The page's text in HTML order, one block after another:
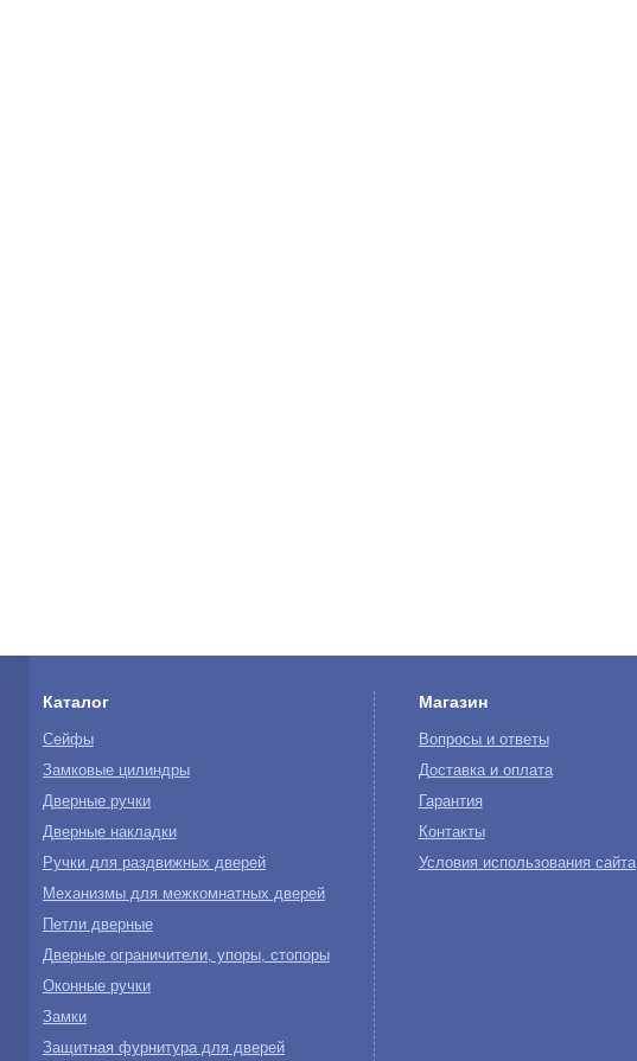
Каталог
Сейфы
Замковые цилиндры
Дверные ручки
Дверные накладки
Ручки для раздвижных дверей
Механизмы для межкомнатных дверей
Петли дверные
Дверные ограничители, упоры, стопоры
Оконные ручки
Замки
Защитная фурнитура для дверей
Магазин
Вопросы и ответы
Доставка и оплата
Гарантия
Контакты
Условия использования сайта